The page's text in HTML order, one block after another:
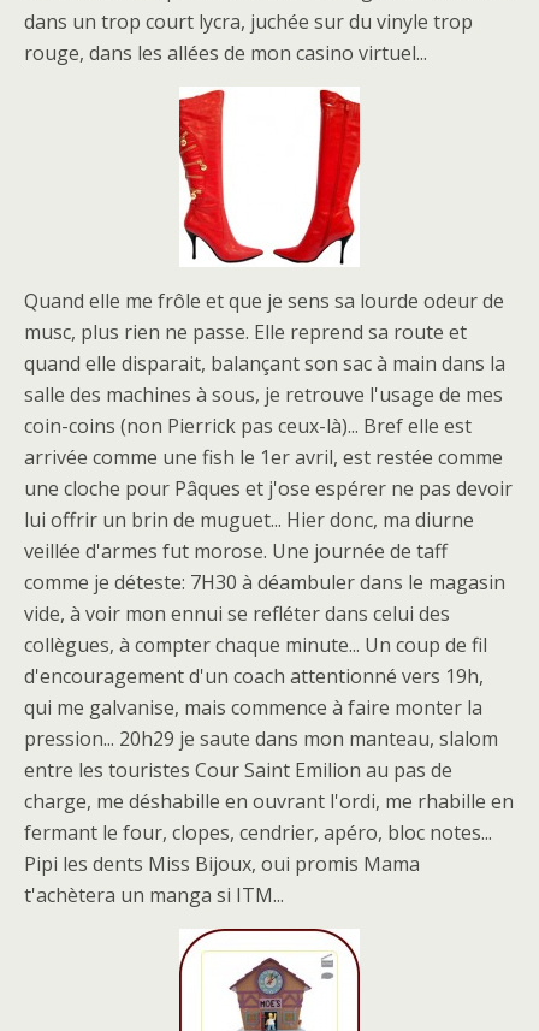
dans un trop court lycra, juchée sur du vinyle trop
rouge, dans les allées de mon casino virtuel...
Quand elle me frôle et que je sens sa lourde odeur de
musc, plus rien ne passe. Elle reprend sa route et
quand elle disparait, balançant son sac à main dans la
salle des machines à sous, je retrouve l'usage de mes
coin-coins (non Pierrick pas ceux-là)... Bref elle est
arrivée comme une fish le 1er avril, est restée comme
une cloche pour Pâques et j'ose espérer ne pas devoir
lui offrir un brin de muguet... Hier donc, ma diurne
veillée d'armes fut morose. Une journée de taff
comme je déteste: 7H30 à déambuler dans le magasin
vide, à voir mon ennui se refléter dans celui des
collègues, à compter chaque minute... Un coup de fil
d'encouragement d'un coach attentionné vers 19h,
qui me galvanise, mais commence à faire monter la
pression... 20h29 je saute dans mon manteau, slalom
entre les touristes Cour Saint Emilion au pas de
charge, me déshabille en ouvrant l'ordi, me rhabille en
fermant le four, clopes, cendrier, apéro, bloc notes...
Pipi les dents Miss Bijoux, oui promis Mama
t'achètera un manga si ITM...